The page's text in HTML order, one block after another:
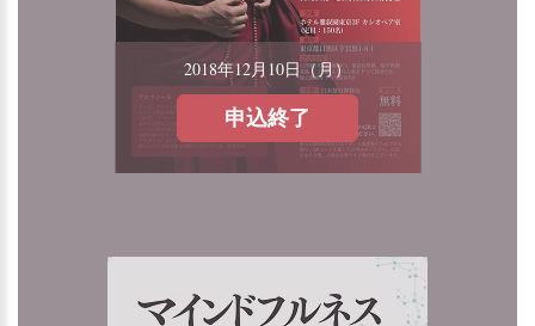
2018年12月10日（月）
申込終了